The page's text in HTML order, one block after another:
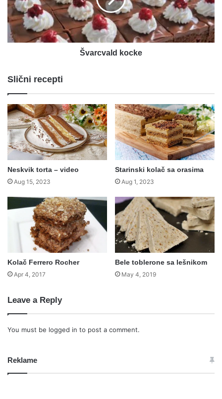
Švarcvald kocke
Slični recepti
Neskvik torta – video
Aug 15, 2023
Starinski kolač sa orasima
Aug 1, 2023
Kolač Ferrero Rocher
Apr 4, 2017
Bele toblerone sa lešnikom
May 4, 2019
Leave a Reply
You must be logged in to post a comment.
Reklame